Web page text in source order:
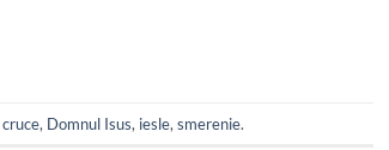
cruce, Domnul Isus, iesle, smerenie.